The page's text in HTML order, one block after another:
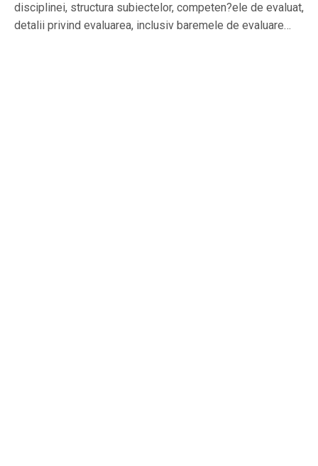
disciplinei, structura subiectelor, competen?ele de evaluat,
detalii privind evaluarea, inclusiv baremele de evaluare…